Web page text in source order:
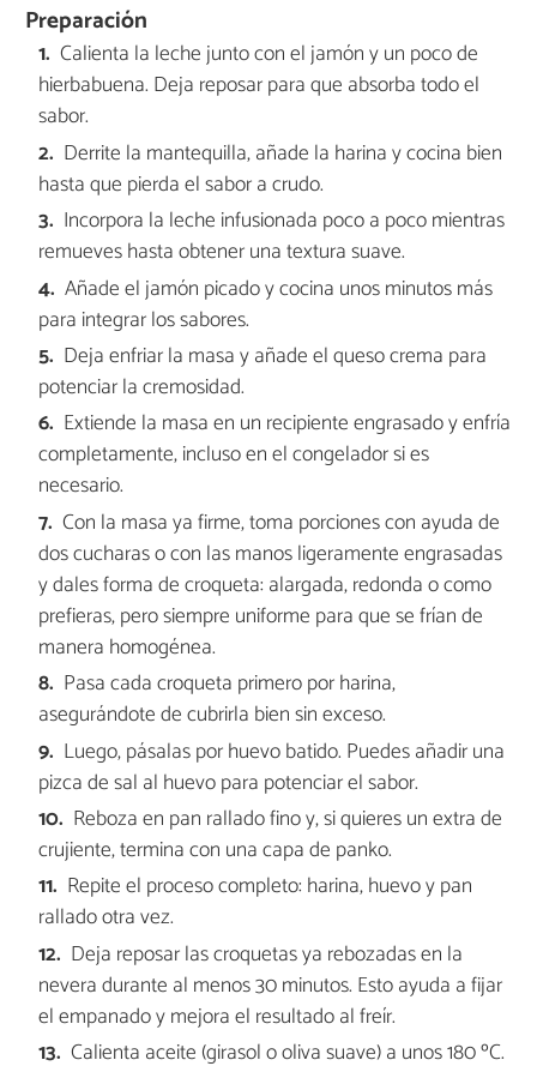
Preparación
Calienta la leche junto con el jamón y un poco de
hierbabuena. Deja reposar para que absorba todo el
sabor.
Derrite la mantequilla, añade la harina y cocina bien
hasta que pierda el sabor a crudo.
Incorpora la leche infusionada poco a poco mientras
remueves hasta obtener una textura suave.
Añade el jamón picado y cocina unos minutos más
para integrar los sabores.
Deja enfriar la masa y añade el queso crema para
potenciar la cremosidad.
Extiende la masa en un recipiente engrasado y enfría
completamente, incluso en el congelador si es
necesario.
Con la masa ya firme, toma porciones con ayuda de
dos cucharas o con las manos ligeramente engrasadas
y dales forma de croqueta: alargada, redonda o como
prefieras, pero siempre uniforme para que se frían de
manera homogénea.
Pasa cada croqueta primero por harina,
asegurándote de cubrirla bien sin exceso.
Luego, pásalas por huevo batido. Puedes añadir una
pizca de sal al huevo para potenciar el sabor.
Reboza en pan rallado fino y, si quieres un extra de
crujiente, termina con una capa de panko.
Repite el proceso completo: harina, huevo y pan
rallado otra vez.
Deja reposar las croquetas ya rebozadas en la
nevera durante al menos 30 minutos. Esto ayuda a fijar
el empanado y mejora el resultado al freír.
Calienta aceite (girasol o oliva suave) a unos 180 ºC.